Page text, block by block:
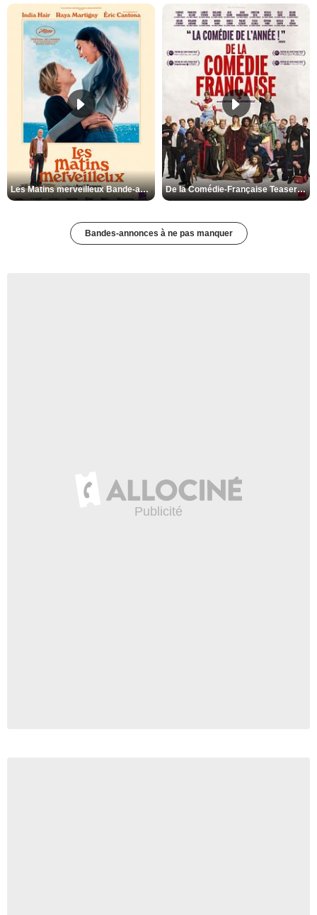
Les Matins merveilleux Bande-annonce VF De la Comédie-Française Teaser VF
Bandes-annonces à ne pas manquer